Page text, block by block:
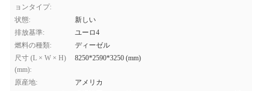
ョンタイプ:
状態:
新しい
排放基準:
ユーロ4
燃料の種類:
ディーゼル
尺寸 (L × W × H)
(mm):
8250*2590*3250 (mm)
原産地:
アメリカ